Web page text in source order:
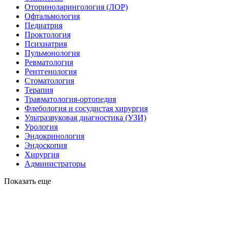
Оториноларингология (ЛОР)
Офтальмология
Педиатрия
Проктология
Психиатрия
Пульмонология
Ревматология
Рентгенология
Стоматология
Терапия
Травматология-ортопедия
Флебология и сосудистая хирургия
Ультразвуковая диагностика (УЗИ)
Урология
Эндокринология
Эндоскопия
Хирургия
Администраторы
Показать еще